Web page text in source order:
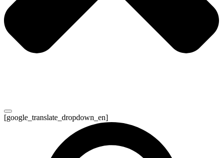
[google_translate_dropdown_en]